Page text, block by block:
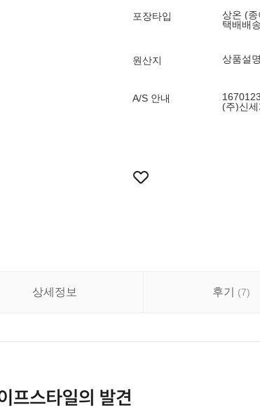
포장타입
상온 (종
택배배
원산지 상품설
A/S 안내
(주)신
상세정보 후기 (7)